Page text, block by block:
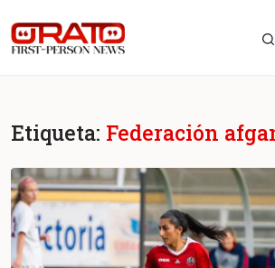
Etiqueta: Federación